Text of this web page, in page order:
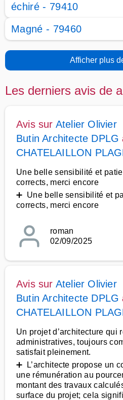
échiré - 79410
Magné - 79460
Afficher plus
Les derniers avis de
Avis sur Atelier Olivier
Butin Architecte DPLG
CHATELAILLON
Une belle sensibilité et
corrects, merci encore
➕ Une belle sensibilité et
corrects, merci encore
roman
02/09/2025
Avis sur Atelier Olivier
Butin Architecte DPLG
CHATELAILLON
Un projet d’architecture qui
administratives, toujours
satisfait pleinement.
➕ L’architecte propose un
une rémunération au
montant des travaux
surface du projet; cela